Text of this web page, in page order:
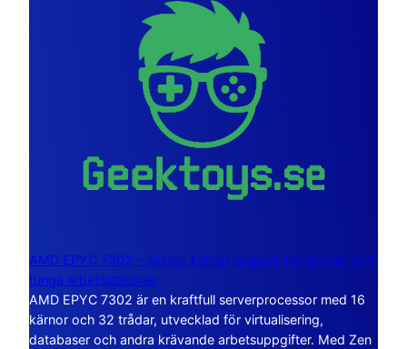
AMD EPYC 7302 – sexton kärnor byggda för servrar och
tunga arbetsstationer
AMD EPYC 7302 är en kraftfull serverprocessor med 16
kärnor och 32 trådar, utvecklad för virtualisering,
databaser och andra krävande arbetsuppgifter. Med Zen